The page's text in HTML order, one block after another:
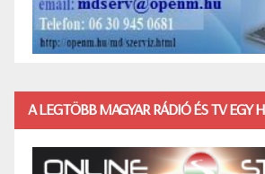
A LEGTÖBB MAGYAR RÁDIÓ ÉS TV EGY